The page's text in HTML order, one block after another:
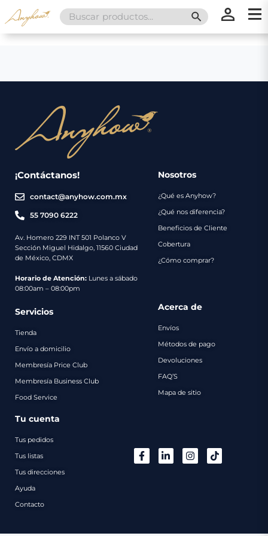
Search
for:
SEARCH
¡Contáctanos!
contact@anyhow.com.mx
55 7090 6222
Av. Homero 229 INT 501 Polanco V
Sección Miguel Hidalgo, 11560 Ciudad
de México, CDMX
Horario de Atención: Lunes a sábado
08:00am – 08:00pm
Nosotros
¿Qué es Anyhow?
¿Qué nos diferencia?
Beneficios de Cliente
Cobertura
¿Cómo comprar?
Servicios
Tienda
Envío a domicilio
Membresía Price Club
Membresía Business Club
Food Service
Acerca de
Envíos
Métodos de pago
Devoluciones
FAQ’S
Mapa de sitio
Tu cuenta
Tus pedidos
Tus listas
Tus direcciones
Ayuda
Contacto
Nosotros
Servicios
Envíos
Métodos
de
Catálogo
Regalos
Contacto